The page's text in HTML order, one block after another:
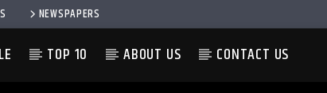
NEWSPAPERS
TOP 10 ABOUT US CONTACT US